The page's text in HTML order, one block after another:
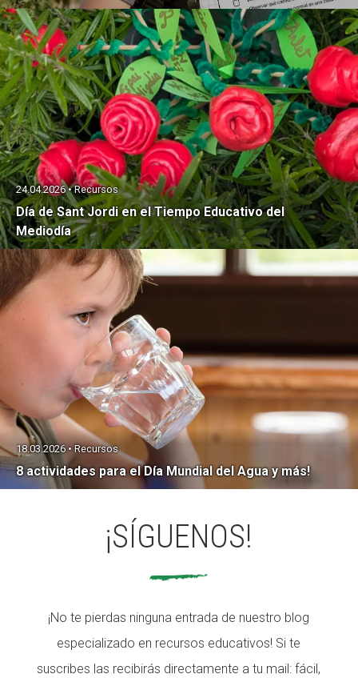
Día de Sant Jordi en el Tiempo Educativo del
Mediodía
24.04.2026 • Recursos
8 actividades para el Día Mundial del Agua y más!
18.03.2026 • Recursos
¡SÍGUENOS!
¡No te pierdas ninguna entrada de nuestro blog
especializado en recursos educativos! Si te
suscribes las recibirás directamente a tu mail: fácil,